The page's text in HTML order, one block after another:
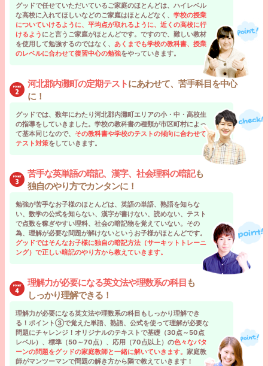
グッドで任せていただいているご家庭のほとんどは、ハイレベル
な高校に入れてほしいなどのご家庭はほとんどなく、 学校の授業
についていけるように、平均点が取れるように、近くの高校に行
けるよう にと言うご家庭がほとんどです。ですので、難しい教材
を使用して勉強するのではなく、 あくまでも学校の教科書、授業
のレベルに合わせて復習中心の勉強をやっていきます。
河北郡内灘町の定期テストにあわせて、苦手科目を中心
に！
グッドでは、数年にわたり河北郡内灘町エリアの小・中・高校生
の指導をしていきました。学校の教科書の種類が市区町村によっ
て基本同じなので、 その教科書や学校のテストの傾向に合わせて
テスト対策をしていきます。
苦手な英単語の暗記、漢字、社会理科の暗記も
独自のやり方でカンタンに！
勉強が苦手なお子様のほとんどは、英語の単語、熟語を知らな
い、数学の公式を知らない、漢字が書けない、読めない、テスト
で点数を稼ぎやすい理科、社会の暗記物を覚えていない。その
為、理解が必要な問題が解けないというお子様がほとんどです。
グッドではそんなお子様に独自の暗記方法（サーキットトレーニ
ング）で正しい暗記のやり方から教えていきます。
理解力が必要になる英文法や理数系の科目 も
しっかり理解できる！
理解力が必要になる英文法や理数系の科目もしっかり理解でき
る！ポイント③で覚えた単語、熟語、公式を使って理解が必要な
問題にチャレンジ！オリジナルのテキストで基礎（30点～50点
レベル）、標準（50～70点）、応用（70点以上）の色々なパタ
ーンの問題をグッドの家庭教師と一緒に解いていきます。 家庭教
師がマンツーマンで問題の解き方から隣で教えていきます！